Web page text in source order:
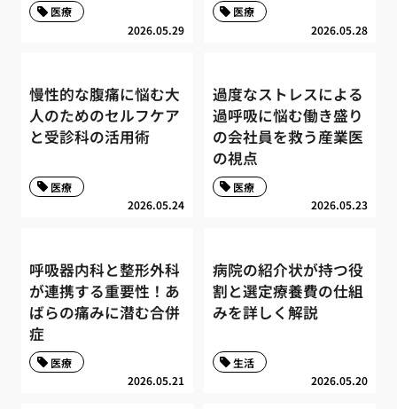
2026.05.29
医療
2026.05.28
医療
慢性的な腹痛に悩む大
人のためのセルフケア
と受診科の活用術
2026.05.24
医療
過度なストレスによる
過呼吸に悩む働き盛り
の会社員を救う産業医
の視点
2026.05.23
医療
呼吸器内科と整形外科
が連携する重要性！あ
ばらの痛みに潜む合併
症
2026.05.21
医療
病院の紹介状が持つ役
割と選定療養費の仕組
みを詳しく解説
2026.05.20
生活